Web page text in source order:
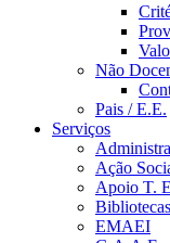
Não
Pais / E.E.
Serviços
Ação
Apoio T.
Bibliotecas
EMAEI